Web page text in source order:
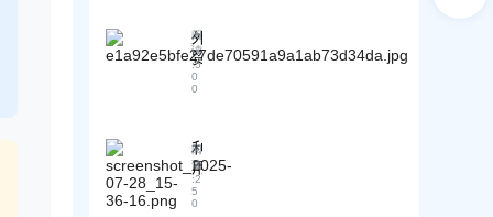
技
巧
！
案
贸
易
术
语
输
方
式
备
知
识
：
术
语
概
念
外
贸
新
人
全
球
市
场
阅
读
:5
0
0
利
用
海
关
阅
读
:2
5
0